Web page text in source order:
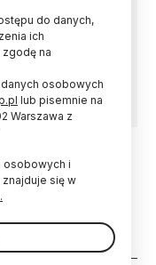
do
–
by Trybunał
wycinki w
do danych,
ich
na
osobowych
lub pisemnie na
Warszawa z
osobowych i
się w